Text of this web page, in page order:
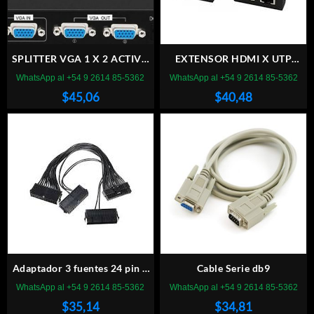
SPLITTER VGA 1 X 2 ACTIVO
200MHz
$45,06
WhatsApp al +54 9 2614 85-5362
EXTENSOR HDMI X UTP
DOBLE ACTIVO 30M
$40,48
WhatsApp al +54 9 2614 85-5362
Adaptador 3 fuentes 24 pin –
Mineria
$35,14
WhatsApp al +54 9 2614 85-5362
Cable Serie db9
$34,81
WhatsApp al +54 9 2614 85-5362